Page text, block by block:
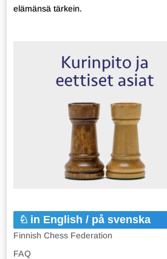
elämänsä tärkein.
in English / på svenska
Finnish Chess Federation
FAQ